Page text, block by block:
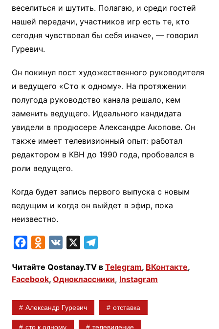
веселиться и шутить. Полагаю, и среди гостей
нашей передачи, участников игр есть те, кто
сегодня чувствовал бы себя иначе», — говорил
Гуревич.
Он покинул пост художественного руководителя
и ведущего «Сто к одному». На протяжении
полугода руководство канала решало, кем
заменить ведущего. Идеального кандидата
увидели в продюсере Александре Акопове. Он
также имеет телевизионный опыт: работал
редактором в КВН до 1990 года, пробовался в
роли ведущего.
Когда будет запись первого выпуска с новым
ведущим и когда он выйдет в эфир, пока
неизвестно.
c
e
o
o
n
o
l
a
l
e
a
Читайте Qostanay.TV в Telegram, ВКонтакте,
Facebook, Одноклассники, Instagram
Александр Гуревич отставка
сто к одному телевидение